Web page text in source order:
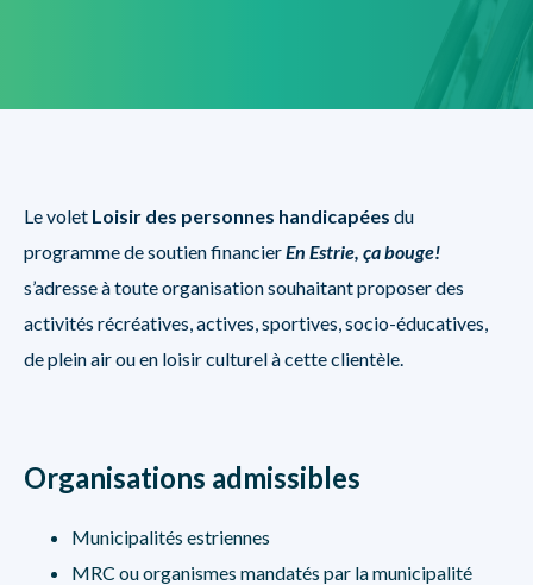
Le volet Loisir des personnes handicapées du
programme de soutien financierEn Estrie, ça bouge!
s’adresse à toute organisation souhaitant proposer des
activités récréatives, actives, sportives, socio-éducatives,
de plein air ou en loisir culturel à cette clientèle.
Organisations admissibles
Municipalités estriennes
MRC ou organismes mandatés par la municipalité